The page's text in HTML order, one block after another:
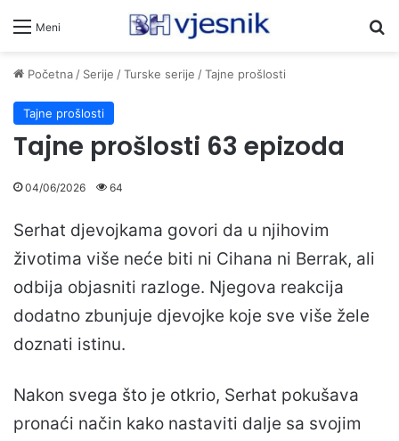
Meni
Početna/ Serije /Turske serije /Tajne prošlosti
Tajne prošlosti
Tajne prošlosti 63 epizoda
04/06/2026 64
Serhat djevojkama govori da u njihovim
životima više neće biti ni Cihana ni Berrak, ali
odbija objasniti razloge. Njegova reakcija
dodatno zbunjuje djevojke koje sve više žele
doznati istinu.
Nakon svega što je otkrio, Serhat pokušava
pronaći način kako nastaviti dalje sa svojim